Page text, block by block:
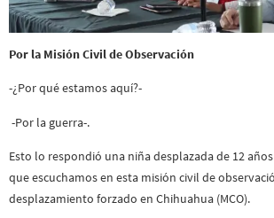
Por la Misión Civil de Observación
-¿Por qué estamos aquí?-
-Por la guerra-.
Esto lo respondió una niña desplazada de 12
que escuchamos en esta misión civil de
desplazamiento forzado en Chihuahua (MCO).